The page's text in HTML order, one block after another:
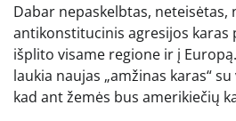
Dabar nepaskelbtas,
antikonstitucinis agresijos karas
išplito visame regione ir į
laukia naujas „amžinas karas“
kad ant žemės bus amerikiečių